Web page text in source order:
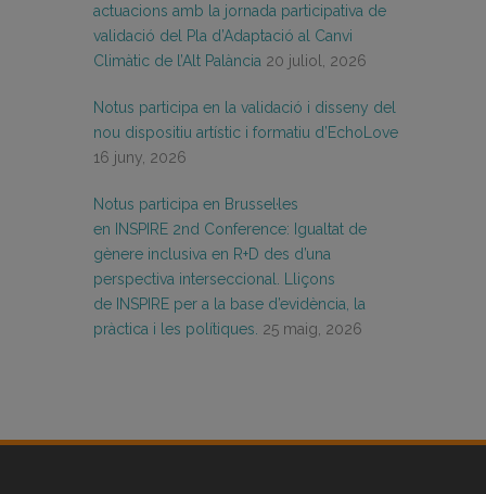
actuacions amb la jornada participativa de
validació del Pla d’Adaptació al Canvi
Climàtic de l’Alt Palància 20 juliol, 2026
Notus participa en la validació i disseny del
nou dispositiu artístic i formatiu d’EchoLove
16 juny, 2026
Notus participa en Brussel·les
en INSPIRE 2nd Conference: Igualtat de
gènere inclusiva en R+D des d’una
perspectiva interseccional. Lliçons
de INSPIRE per a la base d’evidència, la
pràctica i les polítiques. 25 maig, 2026